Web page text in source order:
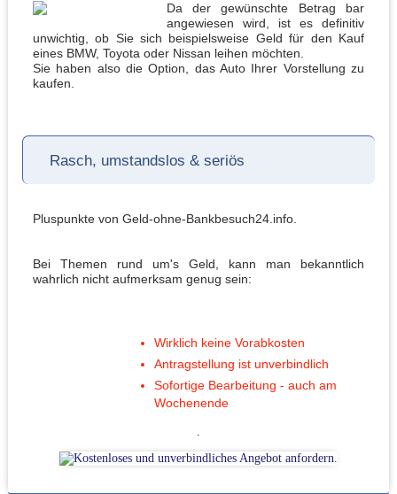
Da der gewünschte Betrag bar
angewiesen wird, ist es definitiv
unwichtig, ob Sie sich beispielsweise Geld für den Kauf
eines BMW, Toyota oder Nissan leihen möchten.
Sie haben also die Option, das Auto Ihrer Vorstellung zu
kaufen.
Rasch, umstandslos & seriös
Pluspunkte von Geld-ohne-Bankbesuch24.info.
Bei Themen rund um's Geld, kann man bekanntlich
wahrlich nicht aufmerksam genug sein:
Wirklich keine Vorabkosten
Antragstellung ist unverbindlich
Sofortige Bearbeitung - auch am
Wochenende
.